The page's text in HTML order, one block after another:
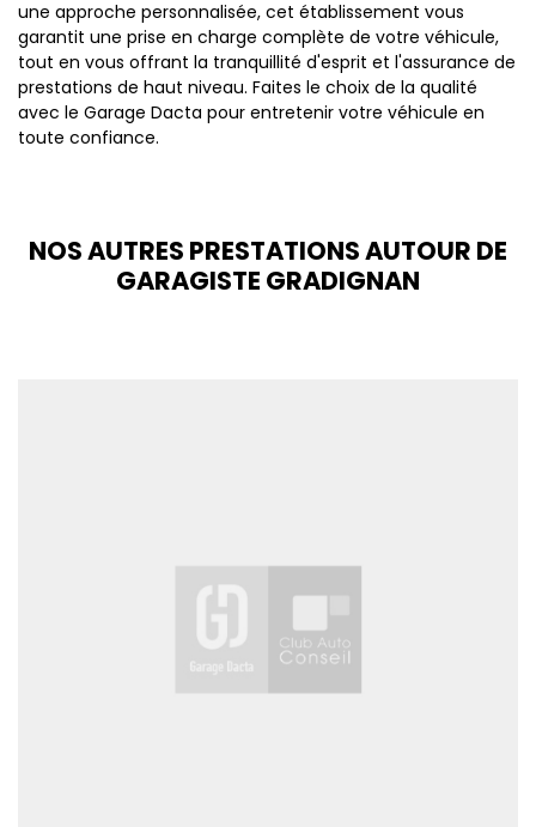
une approche personnalisée, cet établissement vous
garantit une prise en charge complète de votre véhicule,
tout en vous offrant la tranquillité d'esprit et l'assurance de
prestations de haut niveau. Faites le choix de la qualité
avec le Garage Dacta pour entretenir votre véhicule en
toute confiance.
NOS AUTRES PRESTATIONS AUTOUR DE
GARAGISTE GRADIGNAN